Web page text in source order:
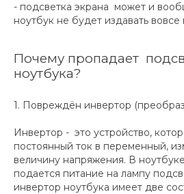
- подсветка экрана может и
ноутбук не будет издавать вовсе
Почему пропадает
ноутбука?
1. Повреждён инвертор
Инвертор - это устройство,
постоянный ток в переменный,
величину напряжения. В
подается питание на лампу
инвертор ноутбука имеет две